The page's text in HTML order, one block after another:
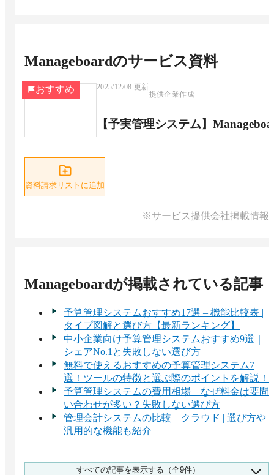
Manageboardのサービス資料
おすすめ 2025/12/08 更新
提供企業作成
【予実管理システム】
資料請求リストに追加
※サービス提供会社掲載情報
Manageboardが掲載されている記事
予算管理システムおすすめ17選 – 機能比較表 |
タイプ図解と選び方【最新ランキング】
中小企業向け予算管理システムおすすめ9選｜
シェアNo.1と失敗しない選び方
無料で使えるおすすめの予算管理システム7
選！ツールの特徴と選ぶ際のポイントを解説！
予算管理システムの費用相場 なぜ料金は要問
い合わせが多い？失敗しない選び方
管理会計システムの比較 – クラウド | 選び方や
汎用的な機能も紹介
予算管理システムの市場シェア 1,742人調査 1
すべての記事を表示する（全9件）